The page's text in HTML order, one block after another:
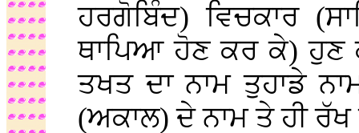
ਹਰਗੋਬਿੰਦ) ਵਿਚਕਾਰ
ਥਾਪਿਆ ਹੋਣ ਕਰ ਕੇ)
ਤਖਤ ਦਾ ਨਾਮ ਤੁਹਾਡੇ
(ਅਕਾਲ) ਦੇ ਨਾਮ ਤੇ ਹੀ